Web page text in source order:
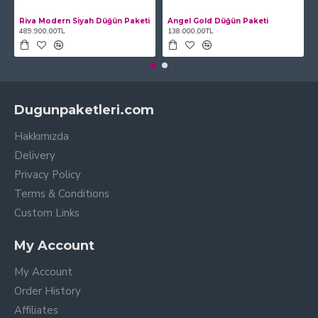
Riva Modern Siyah Düğün Paketi
489.900,00TL
Angel Gold Düğün Paketi
138.000,00TL
Dugunpaketleri.com
Hakkımızda
Delivery
Privacy Policy
Terms & Conditions
Custom Links
My Account
My Account
Order History
Affiliates